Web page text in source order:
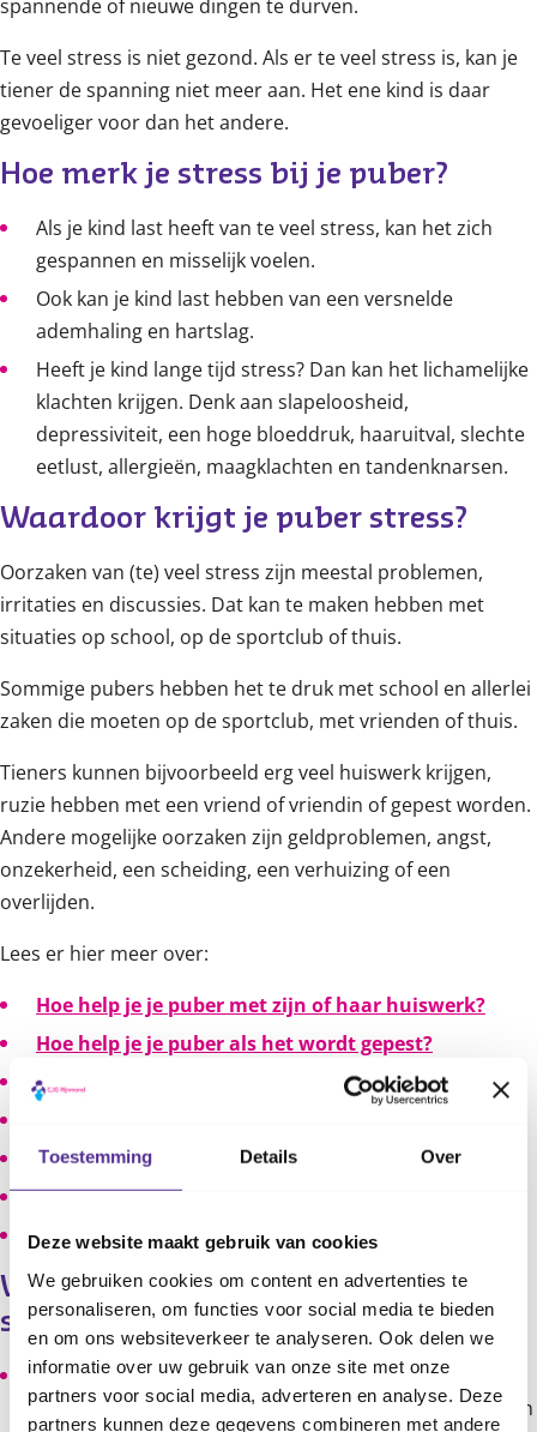
Toestemming Details Over
Deze website maakt gebruik van cookies
We gebruiken cookies om content en advertenties te
personaliseren, om functies voor social media te bieden
en om ons websiteverkeer te analyseren. Ook delen we
informatie over uw gebruik van onze site met onze
partners voor social media, adverteren en analyse. Deze
partners kunnen deze gegevens combineren met andere
spannende of nieuwe dingen te durven.
Te veel stress is niet gezond. Als er te veel stress is, kan je
tiener de spanning niet meer aan. Het ene kind is daar
gevoeliger voor dan het andere.
Hoe merk je stress bij je puber?
Als je kind last heeft van te veel stress, kan het zich
gespannen en misselijk voelen.
Ook kan je kind last hebben van een versnelde
ademhaling en hartslag.
Heeft je kind lange tijd stress? Dan kan het lichamelijke
klachten krijgen. Denk aan slapeloosheid,
depressiviteit, een hoge bloeddruk, haaruitval, slechte
eetlust, allergieën, maagklachten en tandenknarsen.
Waardoor krijgt je puber stress?
Oorzaken van (te) veel stress zijn meestal problemen,
irritaties en discussies. Dat kan te maken hebben met
situaties op school, op de sportclub of thuis.
Sommige pubers hebben het te druk met school en allerlei
zaken die moeten op de sportclub, met vrienden of thuis.
Tieners kunnen bijvoorbeeld erg veel huiswerk krijgen,
ruzie hebben met een vriend of vriendin of gepest worden.
Andere mogelijke oorzaken zijn geldproblemen, angst,
onzekerheid, een scheiding, een verhuizing of een
overlijden.
Lees er hier meer over:
Hoe help je je puber met zijn of haar huiswerk?
Hoe help je je puber als het wordt gepest?
Hoe help je je puber bij angst?
Hoe ga je om met je kind tijdens een scheiding?
Hoe help je je kind bij een verhuizing?
Hoe praat je met je kind als er iemand overlijdt?
Wat helpt je puber tegen en bij
stress?
Ontspanning. Je kind kan af en toe even pauze nemen
om iets leuks te doen. Ontspannen tieners kunnen zich